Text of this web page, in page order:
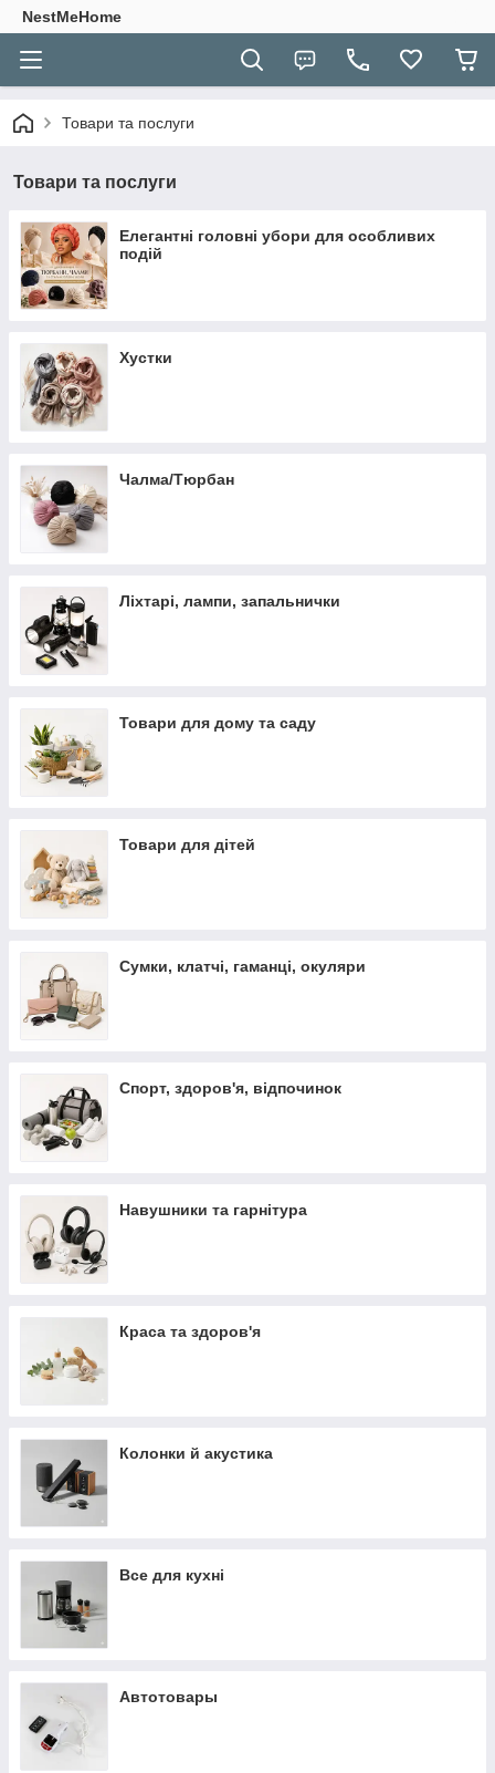
NestMeHome
Товари та послуги
Товари та послуги
Елегантні головні убори для особливих
подій
Хустки
Чалма/Тюрбан
Ліхтарі, лампи, запальнички
Товари для дому та саду
Товари для дітей
Сумки, клатчі, гаманці, окуляри
Спорт, здоров'я, відпочинок
Навушники та гарнітура
Краса та здоров'я
Колонки й акустика
Все для кухні
Автотовары